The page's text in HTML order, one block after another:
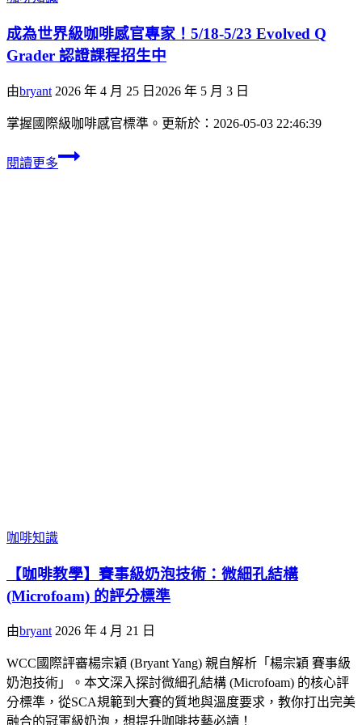
成為世界級咖啡感官專家！5/18-5/23 Evolved Q
Grader 認證課程招生中
由bryant 2026 年 4 月 25 日 2026 年 5 月 3 日
掌握國際級咖啡感官標準。更新於：2026-05-03 22:46:39
閱讀更多
咖啡知識
【咖啡教學】賽事級奶泡技術：微細孔結構
(Microfoam) 的評分標準
由bryant 2026 年 4 月 21 日
WCC國際評審楊宗穎 (Bryant Yang) 親自解析「楊宗穎 賽事級
奶泡技術」。本文深入探討微細孔結構 (Microfoam) 的核心評
分標準，從SCA規範到大賽的質地與溫度要求，教你打出完美
融合的冠軍級奶泡，想提升咖啡技藝必讀！